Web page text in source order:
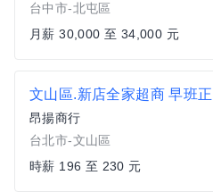
台中市-北屯區
月薪 30,000 至 34,000 元
文山區.新店全家超商 早班
昂揚商行
台北市-文山區
時薪 196 至 230 元